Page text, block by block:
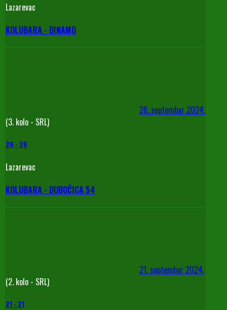
Lazarevac
KOLUBARA - DINAMO
28. septembar 2024.
(3. kolo - SRL)
26 - 26
Lazarevac
KOLUBARA - DUBOČICA 54
21. septembar 2024.
(2. kolo - SRL)
21 - 21